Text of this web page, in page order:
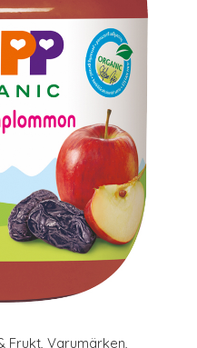
Frukt, Varumärken,